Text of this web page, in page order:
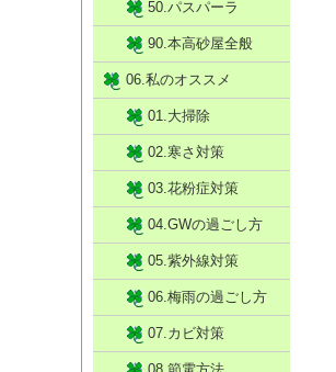
50.パスパーラ
90.本高砂屋全般
06.私のオススメ
01.大掃除
02.寒さ対策
03.花粉症対策
04.GWの過ごし方
05.紫外線対策
06.梅雨の過ごし方
07.カビ対策
08.節電方法